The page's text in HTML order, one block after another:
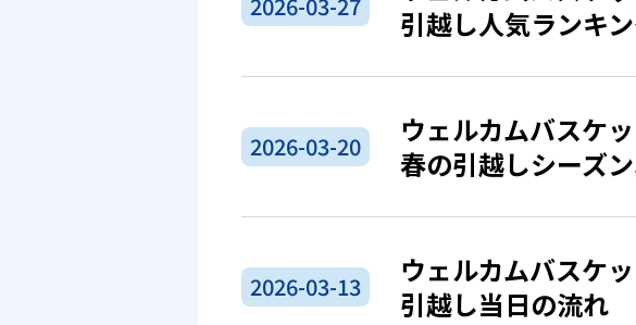
2026-03-27
引越し人気ランキン
2026-03-20
ウェルカムバスケ
春の引越しシーズ
2026-03-13
ウェルカムバスケ
引越し当日の流れ